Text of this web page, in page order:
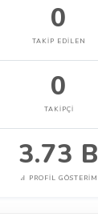
0
TAKIP EDILEN
0
TAKIPÇI
3.73 B
PROFIL GÖSTERIM